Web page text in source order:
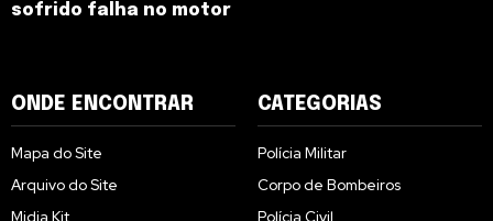
sofrido falha no motor
ONDE ENCONTRAR
Mapa do Site
Arquivo do Site
Midia Kit
CATEGORIAS
Polícia Militar
Corpo de Bombeiros
Polícia Civil